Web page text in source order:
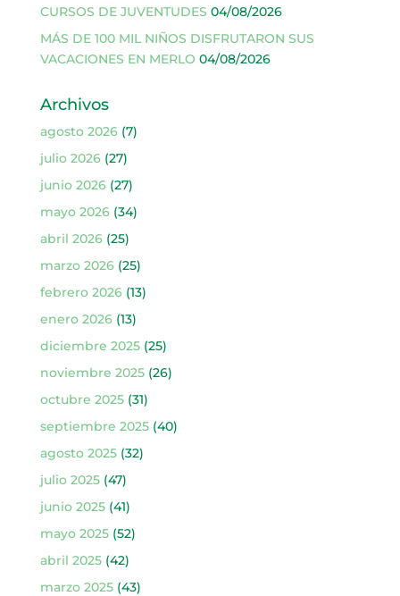
CURSOS DE JUVENTUDES 04/08/2026
MÁS DE 100 MIL NIÑOS DISFRUTARON SUS
VACACIONES EN MERLO 04/08/2026
Archivos
agosto 2026(7)
julio 2026(27)
junio 2026(27)
mayo 2026(34)
abril 2026(25)
marzo 2026(25)
febrero 2026(13)
enero 2026(13)
diciembre 2025(25)
noviembre 2025(26)
octubre 2025(31)
septiembre 2025(40)
agosto 2025(32)
julio 2025(47)
junio 2025(41)
mayo 2025(52)
abril 2025(42)
marzo 2025(43)